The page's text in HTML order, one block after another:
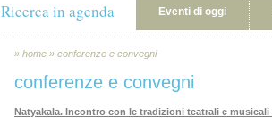
Ricerca in agenda Eventi di oggi
» home » conferenze e convegni
conferenze e convegni
Natyakala. Incontro con le tradizioni teatrali e musicali